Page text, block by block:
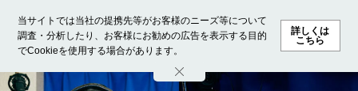
当サイトでは当社の提携先等がお客様のニーズ等について
調査・分析したり、お客様にお勧めの広告を表示する目的
でCookieを使用する場合があります。
詳しくは
こちら
ホーム モデル募集 ランキング ファッション ビューテ